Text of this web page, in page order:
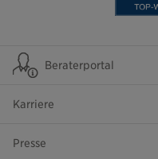
Beraterportal
Karriere
Presse